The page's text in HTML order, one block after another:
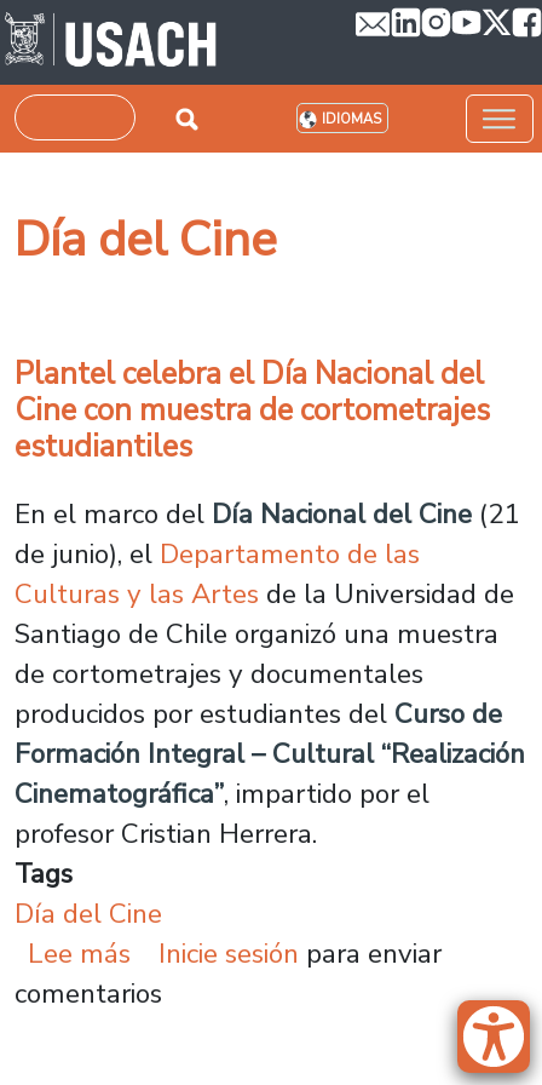
Pasar al contenido principal
Buscar IDIOMAS
Día del Cine
Plantel celebra el Día Nacional del
Cine con muestra de cortometrajes
estudiantiles
En el marco del Día Nacional del Cine (21
de junio), el Departamento de las
Culturas y las Artes de la Universidad de
Santiago de Chile organizó una muestra
de cortometrajes y documentales
producidos por estudiantes del Curso de
Formación Integral – Cultural “Realización
Cinematográfica”, impartido por el
profesor Cristian Herrera.
Tags
Día del Cine
Lee más sobre Plantel celebra el Día
Inicie sesión para enviar
comentarios